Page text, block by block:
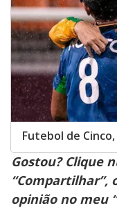
Futebol de
Gostou? Clique
“Compartilhar”,
opinião no meu